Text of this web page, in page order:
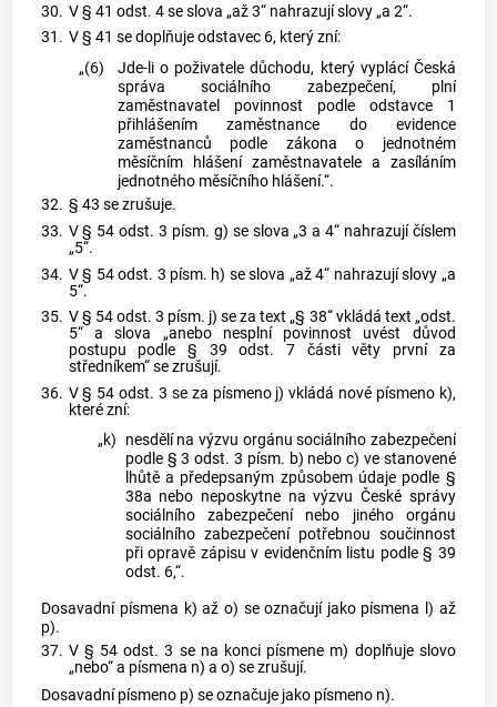
30. V § 41 odst. 4 se slova „až 3“ nahrazují slovy „a 2“.
31. V § 41 se doplňuje odstavec 6, který zní:
„(6)
Jde-li o poživatele důchodu, který vyplácí Česká
správa sociálního zabezpečení, plní
zaměstnavatel povinnost podle odstavce 1
přihlášením zaměstnance do evidence
zaměstnanců podle zákona o jednotném
měsíčním hlášení zaměstnavatele a zasíláním
jednotného měsíčního hlášení.“.
32. § 43 se zrušuje.
33. V § 54 odst. 3 písm. g) se slova „3 a 4“ nahrazují číslem
„5“.
34. V § 54 odst. 3 písm. h) se slova „až 4“ nahrazují slovy „a
5“.
35. V § 54 odst. 3 písm. j) se za text „§ 38“ vkládá text „odst.
5“ a slova „anebo nesplní povinnost uvést důvod
postupu podle § 39 odst. 7 části věty první za
středníkem“ se zrušují.
36. V § 54 odst. 3 se za písmeno j) vkládá nové písmeno k),
které zní:
„k) nesdělí na výzvu orgánu sociálního zabezpečení
podle § 3 odst. 3 písm. b) nebo c) ve stanovené
lhůtě a předepsaným způsobem údaje podle §
38a nebo neposkytne na výzvu České správy
sociálního zabezpečení nebo jiného orgánu
sociálního zabezpečení potřebnou součinnost
při opravě zápisu v evidenčním listu podle § 39
odst. 6,“.
Dosavadní písmena k) až o) se označují jako písmena l) až
p).
37. V § 54 odst. 3 se na konci písmene m) doplňuje slovo
„nebo“ a písmena n) a o) se zrušují.
Dosavadní písmeno p) se označuje jako písmeno n).